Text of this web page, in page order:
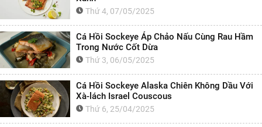
Thứ 4, 07/05/2025
Cá Hồi Sockeye Áp Chảo Nấu Cùng Rau Hầm
Trong Nước Cốt Dừa
Thứ 3, 06/05/2025
Cá Hồi Sockeye Alaska Chiên Không Dầu Với
Xà-lách Israel Couscous
Thứ 6, 25/04/2025